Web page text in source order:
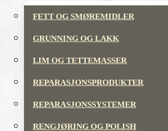
FETT OG SMØREMIDLER
GRUNNING OG LAKK
LIM OG TETTEMASSER
REPARASJONSPRODUKTER
REPARASJONSSYSTEMER
RENGJØRING OG POLISH